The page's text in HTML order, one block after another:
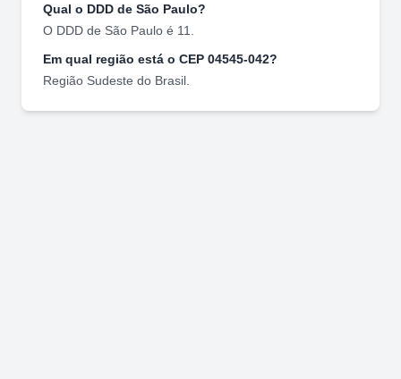
Qual o DDD de São Paulo?
O DDD de São Paulo é 11
Em qual região está o CEP 04545-042?
Região Sudeste do Brasil.